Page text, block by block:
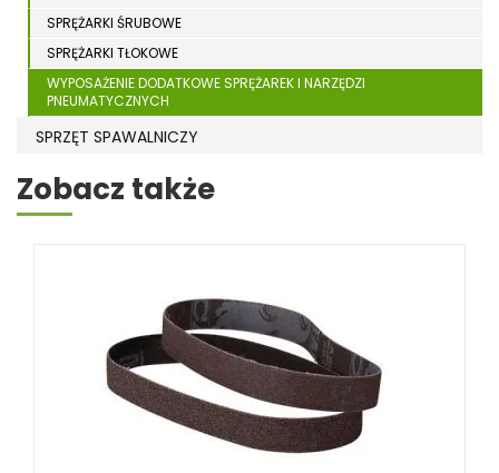
SPRĘŻARKI ŚRUBOWE
SPRĘŻARKI TŁOKOWE
WYPOSAŻENIE DODATKOWE SPRĘŻAREK I NARZĘDZI
PNEUMATYCZNYCH
SPRZĘT SPAWALNICZY
RÓŻNE OKAZJE
KOSZT DOSTAWY
Zobacz także